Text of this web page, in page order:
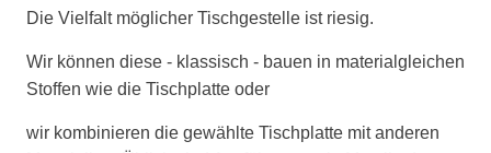
Die Vielfalt möglicher Tischgestelle ist riesig.
Wir können diese - klassisch - bauen in materialgleichen
Stoffen wie die Tischplatte oder
wir kombinieren die gewählte Tischplatte mit anderen